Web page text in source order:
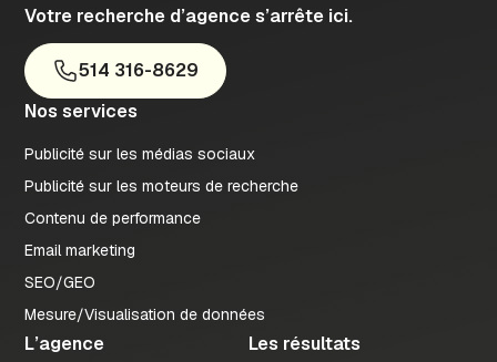
Votre recherche d’agence s’arrête ici.
514 316-8629
Nos services
Publicité sur les médias sociaux
Publicité sur les moteurs de recherche
Contenu de performance
Email marketing
SEO/GEO
Mesure/Visualisation de données
L’agence Les résultats